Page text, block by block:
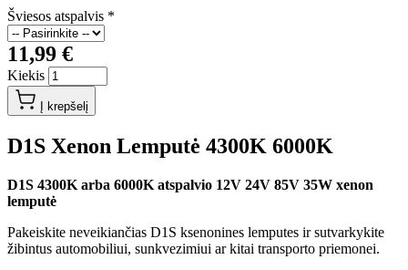
Šviesos atspalvis *
11,99 €
Kiekis
Į krepšelį
D1S Xenon Lemputė 4300K 6000K
D1S 4300K arba 6000K atspalvio 12V 24V 85V 35W xenon
lemputė
Pakeiskite neveikiančias D1S ksenonines lemputes ir sutvarkykite
žibintus automobiliui, sunkvezimiui ar kitai transporto priemonei.